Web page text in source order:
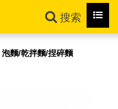
搜索
泡麵/乾拌麵/捏碎麵